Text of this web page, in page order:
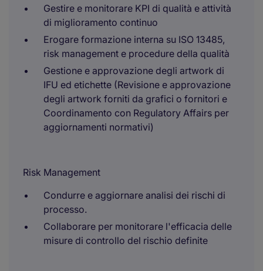
Gestire e monitorare KPI di qualità e attività
di miglioramento continuo
Erogare formazione interna su ISO 13485,
risk management e procedure della qualità
Gestione e approvazione degli artwork di
IFU ed etichette (Revisione e approvazione
degli artwork forniti da grafici o fornitori e
Coordinamento con Regulatory Affairs per
aggiornamenti normativi)
Risk Management
Condurre e aggiornare analisi dei rischi di
processo.
Collaborare per monitorare l'efficacia delle
misure di controllo del rischio definite